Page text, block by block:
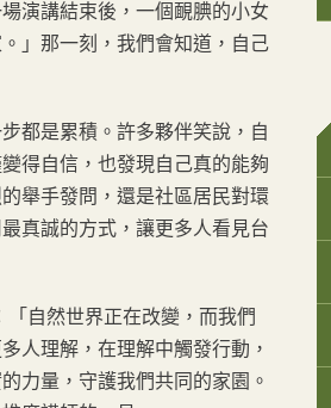
演講結束後，一個靦腆的小女
」那一刻，我們會知道，自己
都是累積。許多夥伴笑說，自
得自信，也發現自己真的能夠
舉手發問，還是社區居民對環
真誠的方式，讓更多人看見台
自然世界正在改變，而我們
人理解，在理解中觸發行動，
力量，守護我們共同的家園。